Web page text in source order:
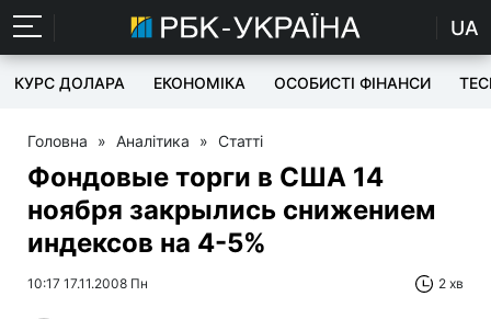
UA
КУРС ДОЛАРА ЕКОНОМІКА ОСОБИСТІ ФІНАНСИ
Головна » Аналітика » Статті
Фондовые торги в США 14
ноября закрылись снижением
индексов на 4-5%
10:17 17.11.2008 Пн 2 хв